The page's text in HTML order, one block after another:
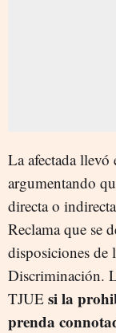
La afectada llevó
argumentando
directa o
Reclama que se
disposiciones de
Discriminación.
TJUE si la
prenda